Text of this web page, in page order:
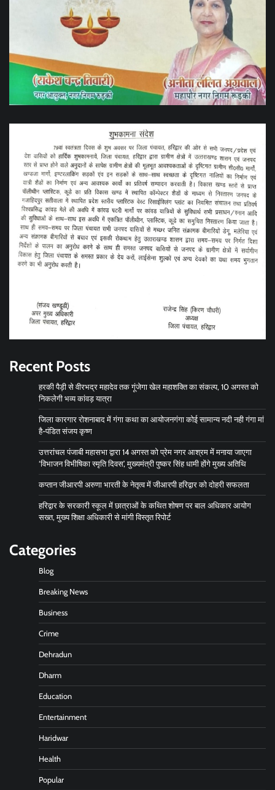
Recent Posts
हरकी पैड़ी से वीरभद्र महादेव तक गूंजेगा खेल महाशक्ति का संकल्प, 10 अगस्त को
निकलेगी भव्य कांवड़ यात्रा
जिला कारगार रोशनाबाद में गंगा कथा का आयोजनगंगा कोई सामान्य नदी नही गंगा मां
है-पंडित संजय कृष्ण
उत्तरांचल पंजाबी महासभा द्वारा 14 अगस्त को प्रेम नगर आश्रम में मनाया जाएगा
‘विभाजन विभीषिका स्मृति दिवस’, मुख्यमंत्री पुष्कर सिंह धामी होंगे मुख्य अतिथि
कप्तान जीआरपी अरुणा भारती के नेतृत्व में जीआरपी हरिद्वार को दोहरी सफलता
हरिद्वार के सरकारी स्कूल में छात्राओं के कथित शोषण पर बाल अधिकार आयोग
सख्त, मुख्य शिक्षा अधिकारी से मांगी विस्तृत रिपोर्ट
Categories
Blog
Breaking News
Business
Crime
Dehradun
Dharm
Education
Entertainment
Haridwar
Health
Popular